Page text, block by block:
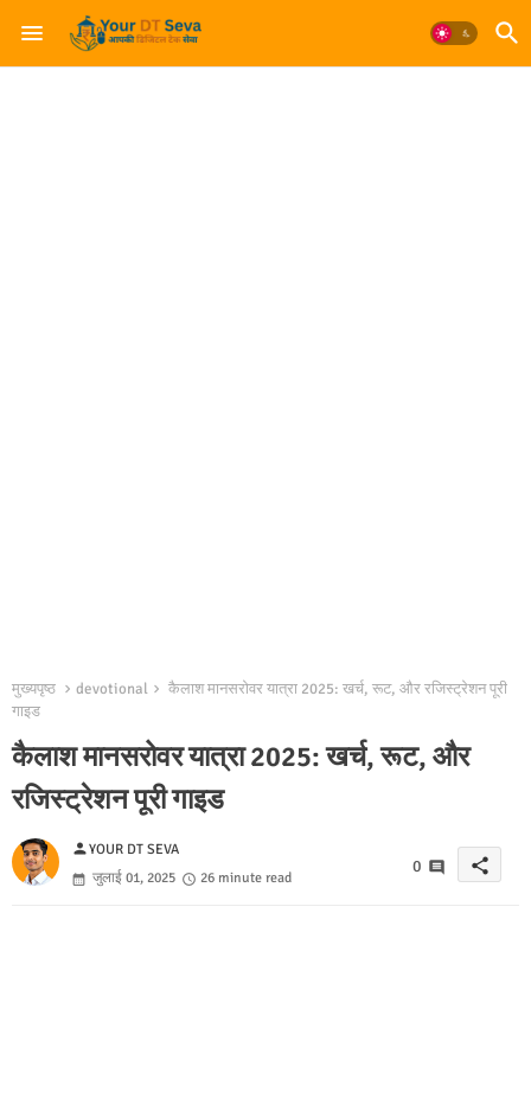
मुख्यपृष्ठ devotional
कैलाश मानसरोवर यात्रा 2025: खर्च, रूट, और रजिस्ट्रेशन पूरी
गाइड
कैलाश मानसरोवर यात्रा 2025: खर्च, रूट, और
रजिस्ट्रेशन पूरी गाइड
personYOUR DT SEVA
जुलाई 01, 2025
26 minute read
0 share